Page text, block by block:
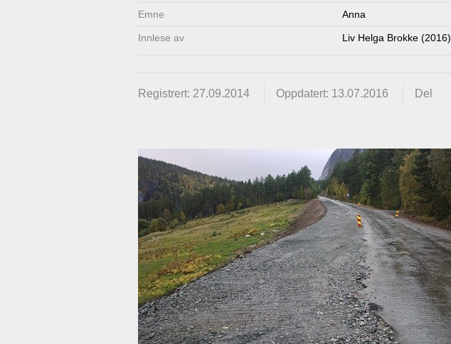
Emne Anna
Innlese av Liv Helga Brokke (2016)
Registrert: 27.09.2014 Oppdatert: 13.07.2016 Del